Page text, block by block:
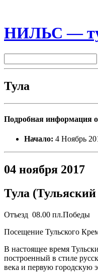
НИЛЬС —
Тула
Подробная информация
Начало: 4 Ноябрь
04 ноября 2017
Тула
Отъезд 08.00 пл.Победы
Посещение Тульского
В настоящее время
построенный в стиле
века и первую городскую